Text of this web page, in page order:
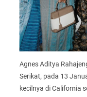
Agnes Aditya
Serikat, pada 13
kecilnya di California